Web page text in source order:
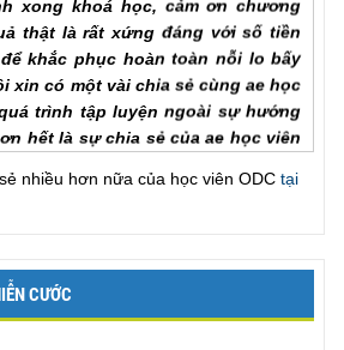
thật là rất xứng đáng với số tiền
khắc phục hoàn toàn nỗi lo bấy
xin có một vài chia sẻ cùng ae học
trình tập luyện ngoài sự hướng
hết là sự chia sẻ của ae học viên
từng vấn đề của phương pháp.
ODC tình trạng của tôi rất tệ, qh chỉ
out, làm theo các bài tập nhưng
này cũng giống như khi đã xuất
tục thì thời gian se kéo dài rất lâu,
khi ... để lên dinh lan mot ma ko
nhiều hơn nữa của học viên ODC tại
CƯỚC